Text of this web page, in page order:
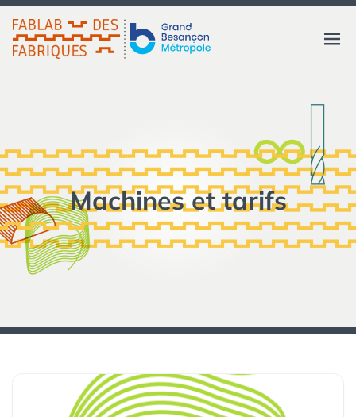
Aller
au
contenu
FABLAB DES FABRIQUES
Machines et tarifs